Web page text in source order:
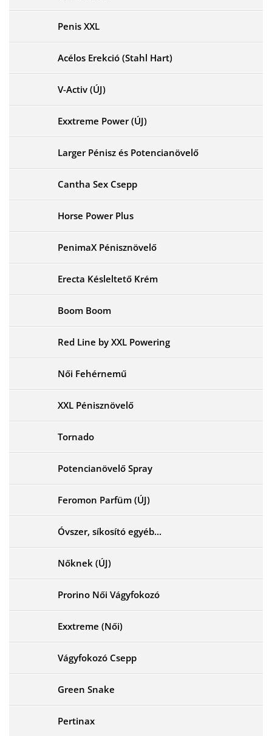
Penis XXL
Acélos Erekció (Stahl Hart)
V-Activ (ÚJ)
Exxtreme Power (ÚJ)
Larger Pénisz és Potencianövelő
Cantha Sex Csepp
Horse Power Plus
PenimaX Pénisznövelő
Erecta Késleltető Krém
Boom Boom
Red Line by XXL Powering
Női Fehérnemű
XXL Pénisznövelő
Tornado
Potencianövelő Spray
Feromon Parfüm (ÚJ)
Óvszer, síkosító egyéb...
Nőknek (ÚJ)
Prorino Női Vágyfokozó
Exxtreme (Női)
Vágyfokozó Csepp
Green Snake
Pertinax